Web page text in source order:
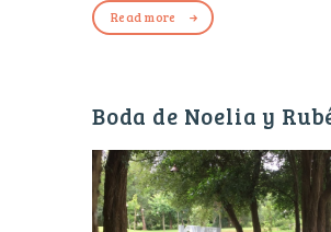
Read more
Boda de Noelia y